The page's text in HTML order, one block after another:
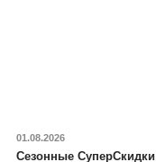
01.08.2026
Сезонные